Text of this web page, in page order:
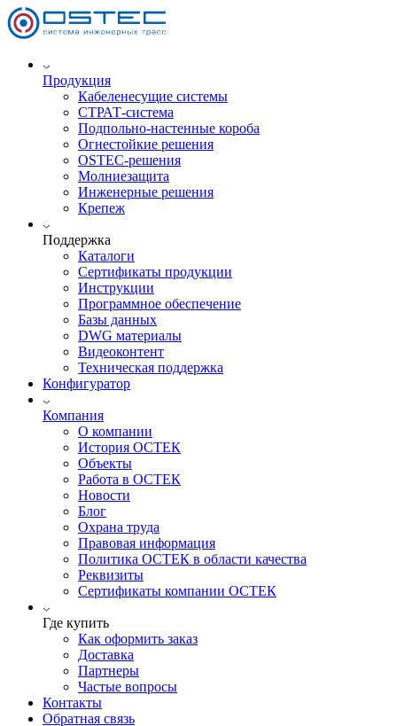
Продукция
Кабеленесущие системы
СТРАТ-система
Подпольно-настенные короба
Огнестойкие решения
OSTEC-решения
Молниезащита
Инженерные решения
Крепеж
Поддержка
Каталоги
Сертификаты продукции
Инструкции
Программное обеспечение
Базы данных
DWG материалы
Видеоконтент
Техническая поддержка
Конфигуратор
Компания
О компании
История ОСТЕК
Объекты
Работа в ОСТЕК
Новости
Блог
Охрана труда
Правовая информация
Политика ОСТЕК в области качества
Реквизиты
Сертификаты компании ОСТЕК
Где купить
Как оформить заказ
Доставка
Партнеры
Частые вопросы
Контакты
Обратная связь